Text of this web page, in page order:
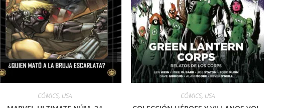
CÓMICS, USA CÓMICS, USA